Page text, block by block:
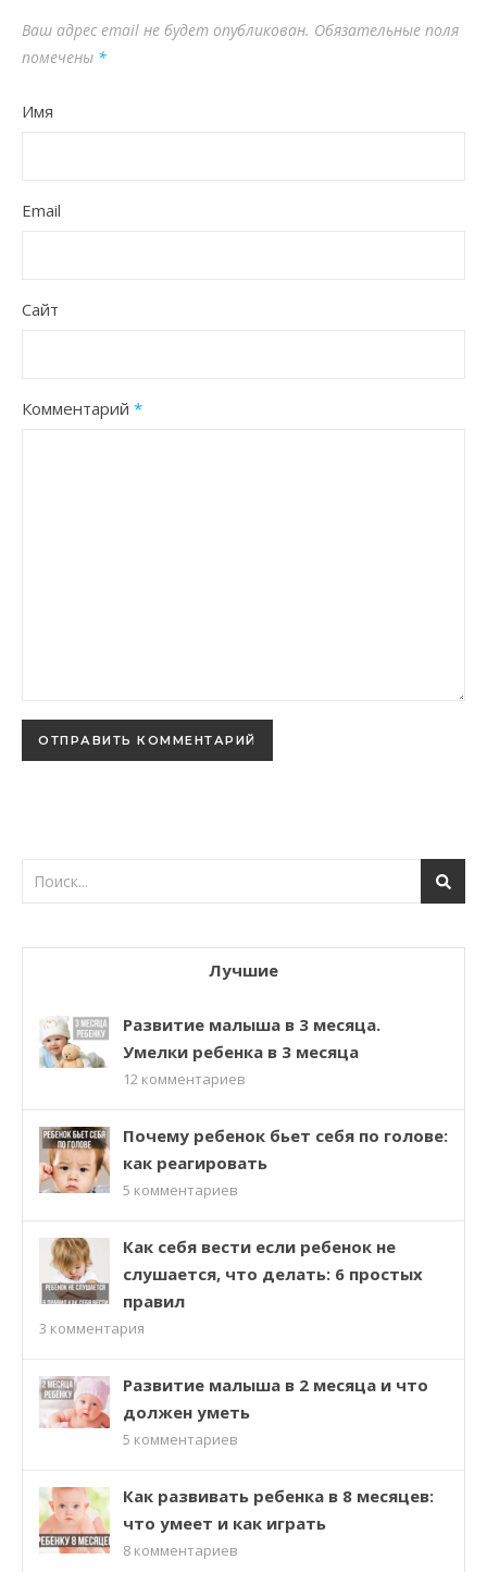
Ваш адрес email не будет опубликован. Обязательные поля
помечены *
Имя
Email
Сайт
Комментарий *
Лучшие
Развитие малыша в 3 месяца.
Умелки ребенка в 3 месяца
12 комментариев
Почему ребенок бьет себя по голове:
как реагировать
5 комментариев
Как себя вести если ребенок не
слушается, что делать: 6 простых
правил
3 комментария
Развитие малыша в 2 месяца и что
должен уметь
5 комментариев
Как развивать ребенка в 8 месяцев:
что умеет и как играть
8 комментариев